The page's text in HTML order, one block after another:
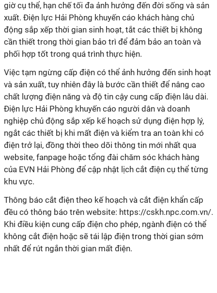
giờ cụ thể, hạn chế tối đa ảnh hưởng đến đời sống và sản
xuất. Điện lực Hải Phòng khuyến cáo khách hàng chủ
động sắp xếp thời gian sinh hoạt, tắt các thiết bị không
cần thiết trong thời gian bảo trì để đảm bảo an toàn và
phối hợp tốt trong quá trình thực hiện.
Việc tạm ngừng cấp điện có thể ảnh hưởng đến sinh hoạt
và sản xuất, tuy nhiên đây là bước cần thiết để nâng cao
chất lượng điện năng và độ tin cậy cung cấp điện lâu dài.
Điện lực Hải Phòng khuyến cáo người dân và doanh
nghiệp chủ động sắp xếp kế hoạch sử dụng điện hợp lý,
ngắt các thiết bị khi mất điện và kiểm tra an toàn khi có
điện trở lại, đồng thời theo dõi thông tin mới nhất qua
website, fanpage hoặc tổng đài chăm sóc khách hàng
của EVN Hải Phòng để cập nhật lịch cắt điện cụ thể từng
khu vực.
Thông báo cắt điện theo kế hoạch và cắt điện khẩn cấp
đều có thông báo trên website: https://cskh.npc.com.vn/.
Khi điều kiện cung cấp điện cho phép, ngành điện có thể
không cắt điện hoặc sẽ tái lập điện trong thời gian sớm
nhất để rút ngắn thời gian mất điện.